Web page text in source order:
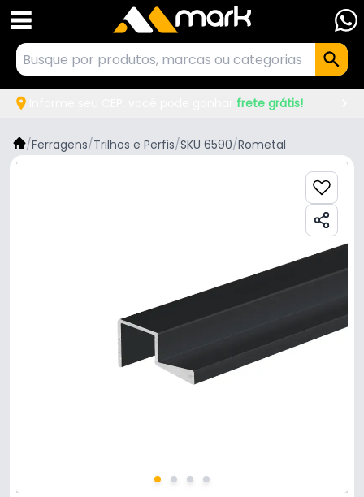
frete grátis!
/Ferragens/Trilhos e Perfis/SKU 6590/Rometal